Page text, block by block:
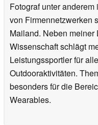
Fotograf unter
von Firmennetzwerken
Mailand. Neben meiner
Wissenschaft schlägt
Leistungssportler für
Outdooraktivitäten.
besonders für die
Wearables.